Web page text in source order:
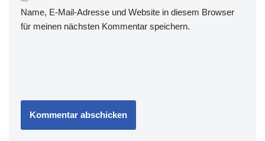
Name, E-Mail-Adresse und Website in diesem Browser
für meinen nächsten Kommentar speichern.